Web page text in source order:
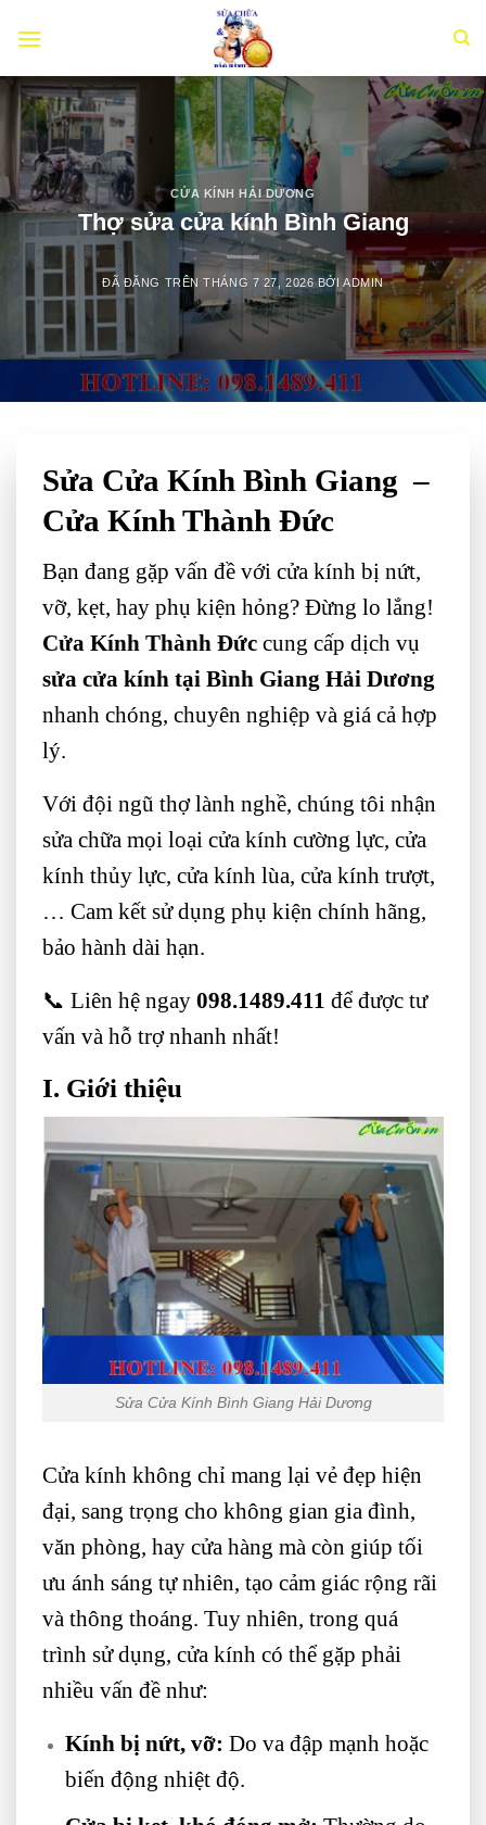
đến
dung
CỬA KÍNH HẢI DƯƠNG
Thợ sửa cửa kính Bình Giang
ĐÃ ĐĂNG TRÊNTHÁNG 7 27, 2026 BỞIADMIN
Sửa Cửa Kính Bình Giang –
Cửa Kính Thành Đức
Bạn đang gặp vấn đề với cửa kính bị nứt,
vỡ, kẹt, hay phụ kiện hỏng? Đừng lo lắng!
Cửa Kính Thành Đức cung cấp dịch vụ
sửa cửa kính tại Bình Giang Hải Dương
nhanh chóng, chuyên nghiệp và giá cả hợp
lý.
Với đội ngũ thợ lành nghề, chúng tôi nhận
sửa chữa mọi loại cửa kính cường lực, cửa
kính thủy lực, cửa kính lùa, cửa kính trượt,
… Cam kết sử dụng phụ kiện chính hãng,
bảo hành dài hạn.
📞 Liên hệ ngay 098.1489.411 để được tư
vấn và hỗ trợ nhanh nhất!
I. Giới thiệu
Sửa Cửa Kính Bình Giang Hải Dương
Cửa kính không chỉ mang lại vẻ đẹp hiện
đại, sang trọng cho không gian gia đình,
văn phòng, hay cửa hàng mà còn giúp tối
ưu ánh sáng tự nhiên, tạo cảm giác rộng rãi
và thông thoáng. Tuy nhiên, trong quá
trình sử dụng, cửa kính có thể gặp phải
nhiều vấn đề như:
Kính bị nứt, vỡ: Do va đập mạnh hoặc
biến động nhiệt độ.